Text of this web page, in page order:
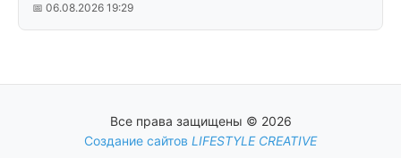
📅 06.08.2026 19:29
Все права защищены © 2026
Создание сайтов LIFESTYLE CREATIVE